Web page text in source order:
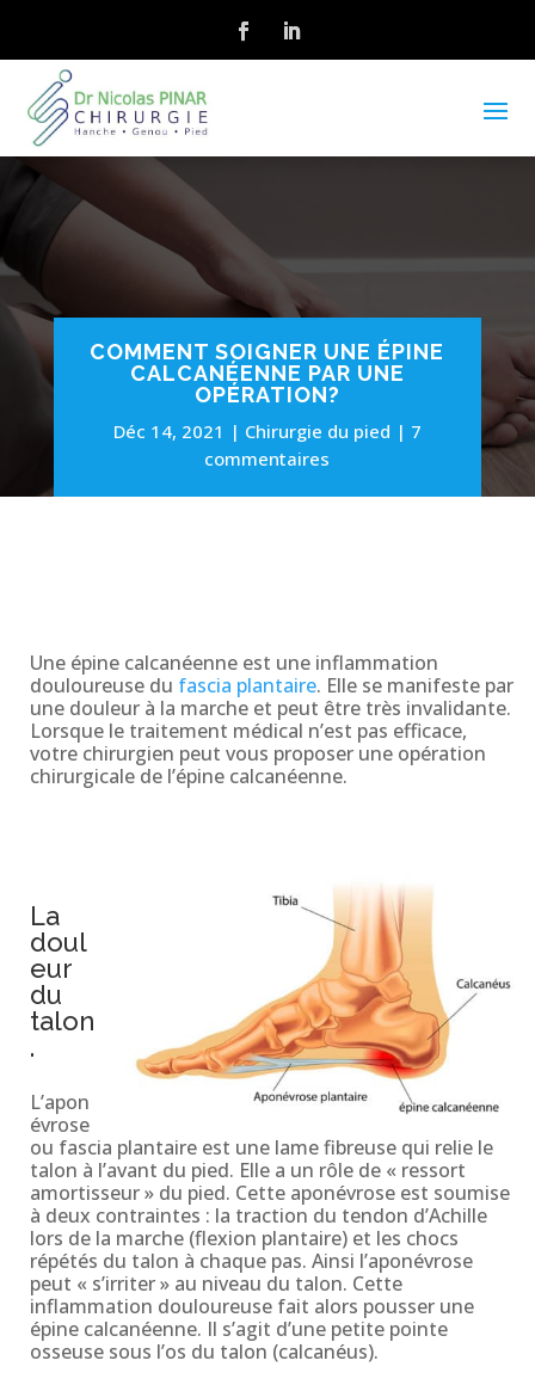
COMMENT SOIGNER UNE ÉPINE
CALCANÉENNE PAR UNE
OPÉRATION?
Déc 14, 2021 Chirurgie du pied
7
commentaires
Une épine calcanéenne est une inflammation
douloureuse du fascia plantaire. Elle se manifeste par
une douleur à la marche et peut être très invalidante.
Lorsque le traitement médical n’est pas efficace,
votre chirurgien peut vous proposer une opération
chirurgicale de l’épine calcanéenne.
La
doul
eur
du
talon
.
L’apon
évrose
ou fascia plantaire est une lame fibreuse qui relie le
talon à l’avant du pied. Elle a un rôle de « ressort
amortisseur » du pied. Cette aponévrose est soumise
à deux contraintes : la traction du tendon d’Achille
lors de la marche (flexion plantaire) et les chocs
répétés du talon à chaque pas. Ainsi l’aponévrose
peut « s’irriter » au niveau du talon. Cette
inflammation douloureuse fait alors pousser une
épine calcanéenne. Il s’agit d’une petite pointe
osseuse sous l’os du talon (calcanéus).